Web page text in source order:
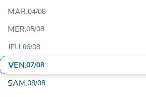
MAR.04/08
MER.05/08
JEU.06/08
VEN.07/08
SAM.08/08